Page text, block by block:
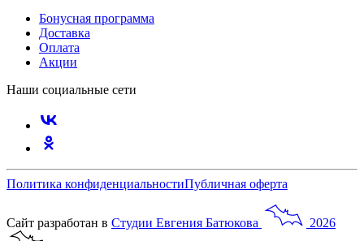
Бонусная программа
Доставка
Оплата
Акции
Наши социальные сети
Политика конфиденциальностиПубличная оферта
Сайт разработан в Студии Евгения Батюкова
2026